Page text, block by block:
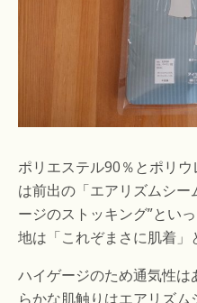
ポリエステル90％とポリ
は前出の「エアリズムシ
ージのストッキング”とい
地は「これぞまさに肌着」
ハイゲージのため通気性
らかな肌触りはエアリズ